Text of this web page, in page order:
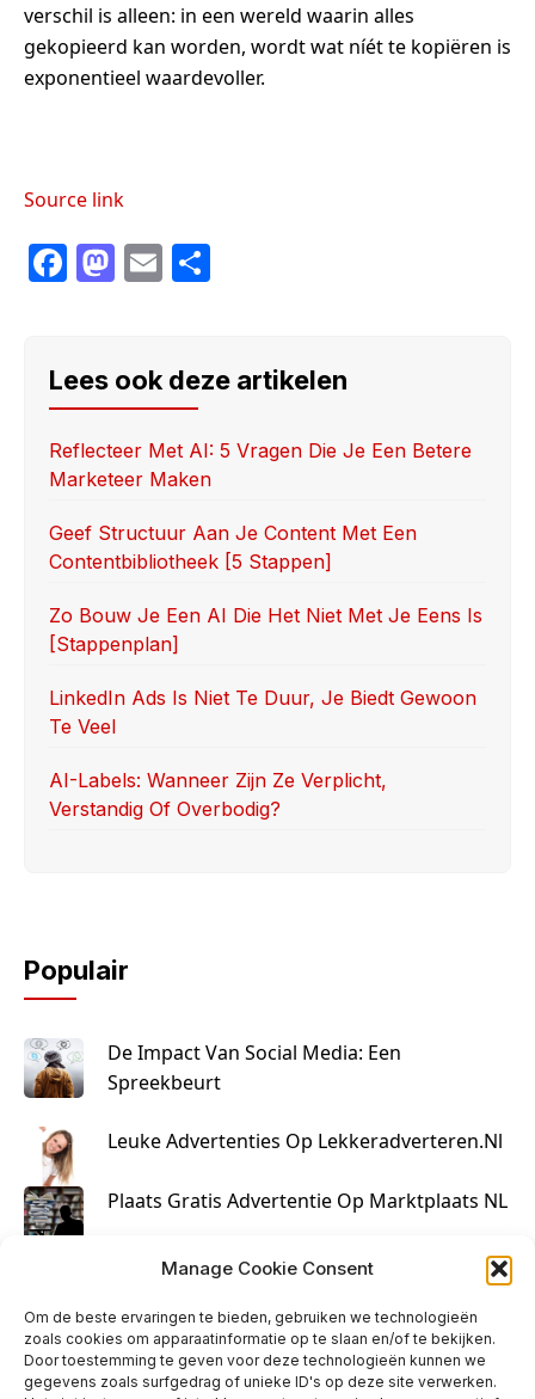
Manage Cookie Consent
Om de beste ervaringen te bieden, gebruiken we technologieën
zoals cookies om apparaatinformatie op te slaan en/of te bekijken.
Door toestemming te geven voor deze technologieën kunnen we
gegevens zoals surfgedrag of unieke ID's op deze site verwerken.
verschil is alleen: in een wereld waarin alles
gekopieerd kan worden, wordt wat níét te kopiëren is
exponentieel waardevoller.
Source link
F
e
b
o
o
k
M
o
d
o
n
E
e
Lees ook deze artikelen
Reflecteer Met AI: 5 Vragen Die Je Een Betere
Marketeer Maken
Geef Structuur Aan Je Content Met Een
Contentbibliotheek [5 Stappen]
Zo Bouw Je Een AI Die Het Niet Met Je Eens Is
[stappenplan]
LinkedIn Ads Is Niet Te Duur, Je Biedt Gewoon
Te Veel
AI-Labels: Wanneer Zijn Ze Verplicht,
Verstandig Of Overbodig?
Populair
De Impact Van Social Media: Een
Spreekbeurt
Leuke Advertenties Op Lekkeradverteren.nl
Plaats Gratis Advertentie Op Marktplaats NL
Kruisbestuiving Voor Succesvolle Marketing